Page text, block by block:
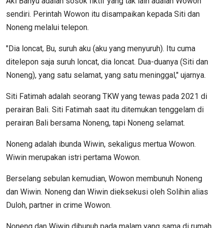
sendiri. Perintah Wowon itu disampaikan kepada Siti dan
Noneng melalui telepon.
"Dia loncat, Bu, suruh aku (aku yang menyuruh). Itu cuma
ditelepon saja suruh loncat, dia loncat. Dua-duanya (Siti dan
Noneng), yang satu selamat, yang satu meninggal," ujarnya.
Siti Fatimah adalah seorang TKW yang tewas pada 2021 di
perairan Bali. Siti Fatimah saat itu ditemukan tenggelam di
perairan Bali bersama Noneng, tapi Noneng selamat.
Noneng adalah ibunda Wiwin, sekaligus mertua Wowon.
Wiwin merupakan istri pertama Wowon.
Berselang sebulan kemudian, Wowon membunuh Noneng
dan Wiwin. Noneng dan Wiwin dieksekusi oleh Solihin alias
Duloh, partner in crime Wowon.